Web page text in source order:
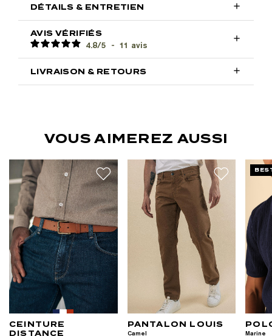
DÉTAILS & ENTRETIEN 
AVIS VÉRIFIÉS
4.8/5 - 11 avis

LIVRAISON & RETOURS 
VOUS AIMEREZ AUSSI
CEINTURE
DISTANCE
PANTALON LOUIS
Camel Marine